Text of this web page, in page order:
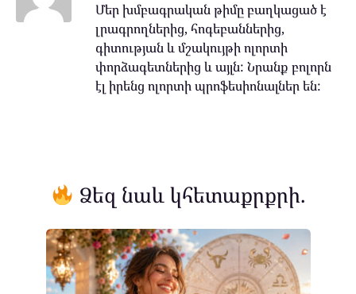
Մեր խմբագրական թիմը բաղկացած է
լրագրողներից, հոգեբաններից,
գիտության և մշակույթի ոլորտի
փորձագետներից և այլն: Նրանք բոլորն
էլ իրենց ոլորտի պրոֆեսիոնալներ են:
Ձեզ նաև կհետաքրքրի.